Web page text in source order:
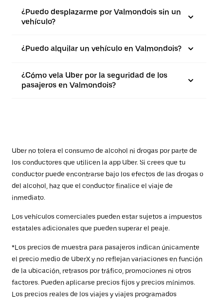
¿Puedo desplazarme por Valmondois sin un
vehículo?
¿Puedo alquilar un vehículo en Valmondois?
¿Cómo vela Uber por la seguridad de los
pasajeros en Valmondois?
Uber no tolera el consumo de alcohol ni drogas por parte de
los conductores que utilicen la app Uber. Si crees que tu
conductor puede encontrarse bajo los efectos de las drogas o
del alcohol, haz que el conductor finalice el viaje de
inmediato.
Los vehículos comerciales pueden estar sujetos a impuestos
estatales adicionales que pueden superar el peaje.
*Los precios de muestra para pasajeros indican únicamente
el precio medio de UberX y no reflejan variaciones en función
de la ubicación, retrasos por tráfico, promociones ni otros
factores. Pueden aplicarse precios fijos y precios mínimos.
Los precios reales de los viajes y viajes programados